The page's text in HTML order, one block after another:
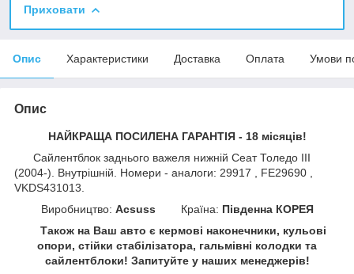
Приховати
Опис Характеристики Доставка Оплата Умови
Опис
НАЙКРАЩА ПОСИЛЕНА ГАРАНТІЯ - 18 місяців!
Сайлентблок заднього важеля нижній Сеат Толедо III
(2004-). Внутрішній. Номери - аналоги: 29917 , FE29690 ,
VKDS431013.
Виробництво: Acsuss Країна: Південна КОРЕЯ
Також на Ваш авто є кермові наконечники, кульові
опори, стійки стабілізатора, гальмівні колодки та
сайлентблоки! Запитуйте у наших менеджерів!